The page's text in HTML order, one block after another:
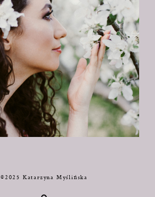
©2025 Katarzyna Myślińska